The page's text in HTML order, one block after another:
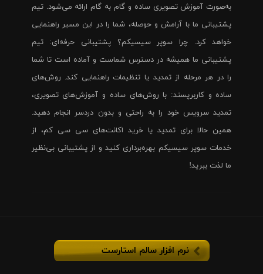
به‌صورت آموزش تصویری ساده و گام به گام ارائه می‌شود. تیم
پشتیبانی ما با آرامش و حوصله، شما را در این مسیر راهنمایی
خواهد کرد. چرا سوپر سیسیکم؟ پشتیبانی حرفه‌ای: تیم
پشتیبانی ما همیشه در دسترس شماست و آماده است تا شما
را در هر مرحله از تمدید یا تنظیمات راهنمایی کند. روش‌های
ساده و کاربرپسند: با روش‌های ساده و آموزش‌های تصویری،
تمدید سرویس خود را به راحتی و بدون دردسر انجام دهید.
همین حالا برای تمدید یا خرید اکانت‌های سی سی کم، از
خدمات سوپر سیسیکم بهره‌برداری کنید و از پشتیبانی بی‌نظیر
ما لذت ببرید!
نرم افزار سالم استارست